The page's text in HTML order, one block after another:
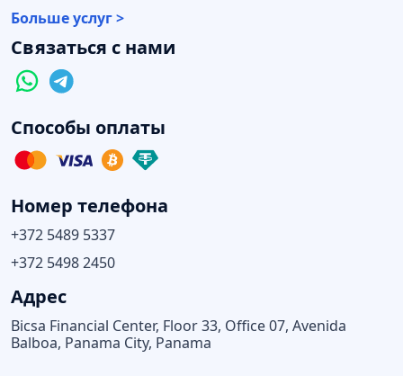
Больше услуг >
Связаться с нами
Способы оплаты
Номер телефона
+372 5489 5337
+372 5498 2450
Адрес
Bicsa Financial Center, Floor 33, Office 07, Avenida
Balboa, Panama City, Panama